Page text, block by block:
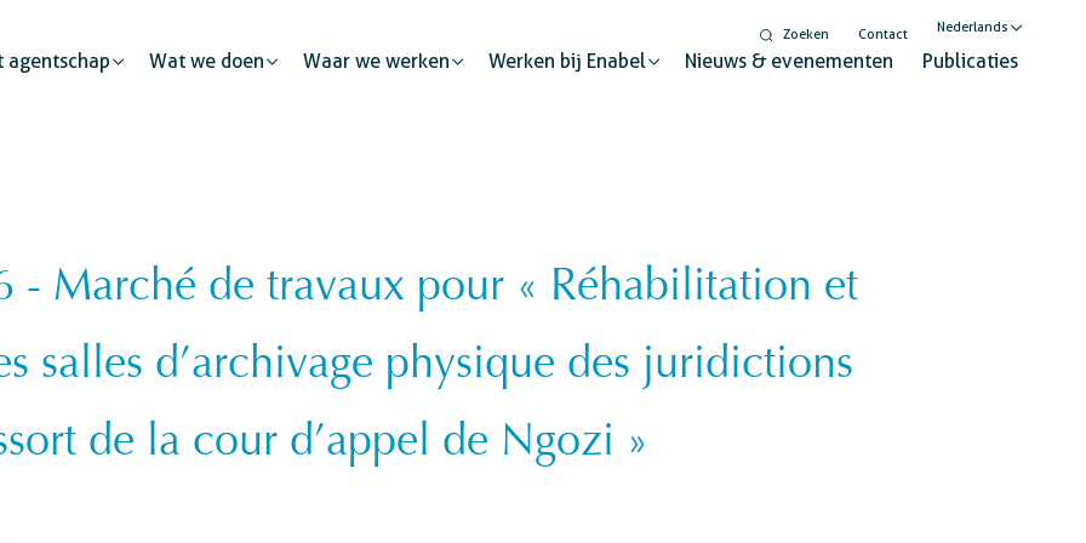
Zoeken Contact Nederlands
English
agentschap
Publieke partnerschappen
De private sector: een katalysator voor duurzame verandering
Wat we doen
Menselijke mobiliteit
Stadsontwikkeling
Veiligheid
Burgerlijke stand
Digitalisering
Gendergelijkheid en
inclusie
Waar we werken Werken bij Enabel Nieuws & evenementen Publicaties
- Marché de travaux pour « Réhabilitation et
salles d’archivage physique des juridictions
de la cour d’appel de Ngozi »